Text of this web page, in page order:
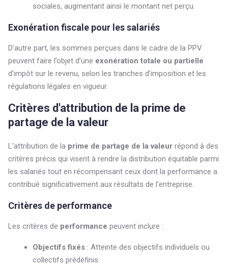
sociales, augmentant ainsi le montant net perçu.
Exonération fiscale pour les salariés
D’autre part, les sommes perçues dans le cadre de la PPV
peuvent faire l’objet d’une exonération totale ou partielle
d'impôt sur le revenu, selon les tranches d’imposition et les
régulations légales en vigueur.
Critères d'attribution de la prime de
partage de la valeur
L’attribution de la prime de partage de la valeur répond à des
critères précis qui visent à rendre la distribution équitable parmi
les salariés tout en récompensant ceux dont la performance a
contribué significativement aux résultats de l’entreprise.
Critères de performance
Les critères de performance peuvent inclure :
Objectifs fixés : Atteinte des objectifs individuels ou
collectifs prédéfinis.